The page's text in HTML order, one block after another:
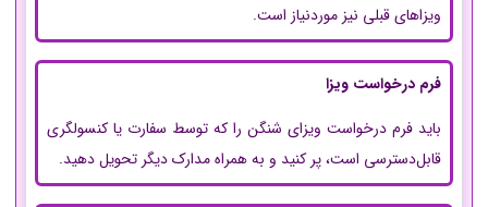
ویزاهای قبلی نیز موردنیاز است.
فرم درخواست ویزا
باید فرم درخواست ویزای شنگن را که توسط سفارت یا کنسولگری
قابل‌دسترسی است، پر کنید و به همراه مدارک دیگر تحویل دهید.